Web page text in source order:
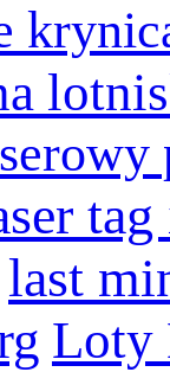
last
Loty